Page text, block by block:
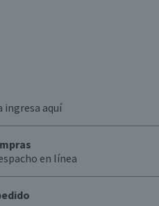
ingresa aquí
en línea